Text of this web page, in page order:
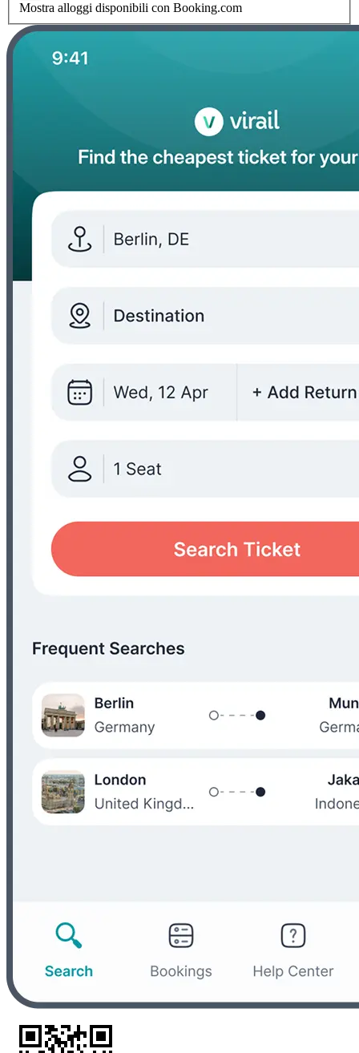
Mostra alloggi disponibili con Booking.com